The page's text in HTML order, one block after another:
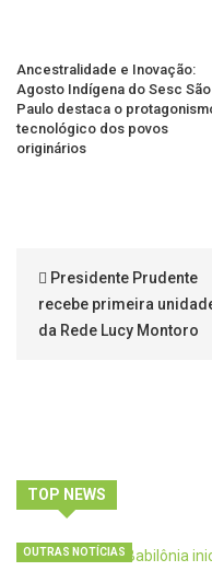
Ancestralidade e Inovação:
Agosto Indígena do Sesc São
Paulo destaca o
tecnológico dos povos
originários
Presidente Prudente
recebe primeira
da Rede Lucy Montoro
TOP NEWS
OUTRAS NOTÍCIAS